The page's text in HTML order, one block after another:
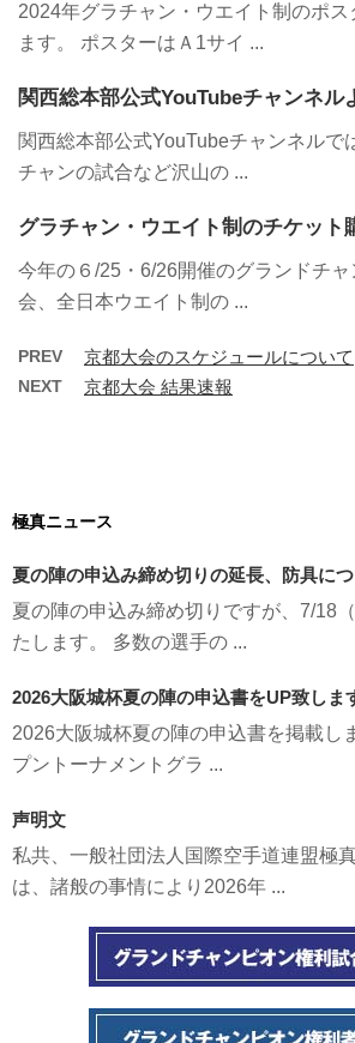
2024年グラチャン・ウエイト制のポス
ます。 ポスターはＡ1サイ ...
関西総本部公式YouTubeチャンネル
関西総本部公式YouTubeチャンネルで
チャンの試合など沢山の ...
グラチャン・ウエイト制のチケット
今年の６/25・6/26開催のグランドチ
会、全日本ウエイト制の ...
PREV 京都大会のスケジュールについて
NEXT 京都大会 結果速報
極真ニュース
夏の陣の申込み締め切りの延長、防具に
夏の陣の申込み締め切りですが、7/18
たします。 多数の選手の ...
2026大阪城杯夏の陣の申込書をUP致しま
2026大阪城杯夏の陣の申込書を掲載し
プントーナメントグラ ...
声明文
私共、一般社団法人国際空手道連盟極
は、諸般の事情により2026年 ...